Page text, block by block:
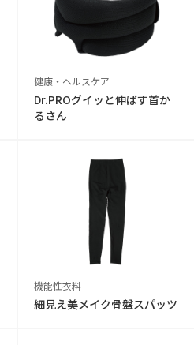
健康・ヘルスケア
Dr.PROグイッと伸ばす首か
るさん
機能性衣料
細見え美メイク骨盤スパッツ